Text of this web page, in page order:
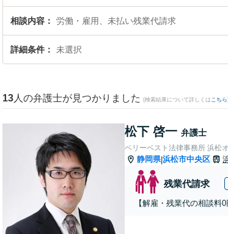
相談内容 労働・雇用、未払い残業代請求
詳細条件 未選択
13 人の弁護士が見つかりました (検索結果について詳しくは こちら
松下 啓一 弁護士
ベリーベスト法律事務所 浜松
静岡県|浜松市中央区
残業代請求
【解雇・残業代の相談料